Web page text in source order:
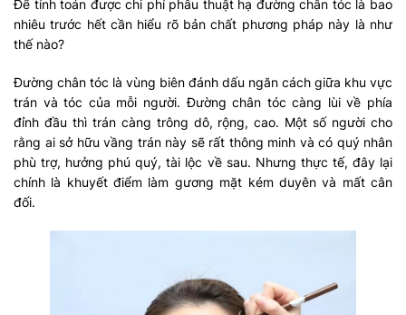
Để tính toán được chi phí phẫu thuật hạ đường chân tóc là bao
nhiêu trước hết cần hiểu rõ bản chất phương pháp này là như
thế nào?
Đường chân tóc là vùng biên đánh dấu ngăn cách giữa khu vực
trán và tóc của mỗi người. Đường chân tóc càng lùi về phía
đỉnh đầu thì trán càng trông dô, rộng, cao. Một số người cho
rằng ai sở hữu vầng trán này sẽ rất thông minh và có quý nhân
phù trợ, hưởng phú quý, tài lộc về sau. Nhưng thực tế, đây lại
chính là khuyết điểm làm gương mặt kém duyên và mất cân
đối.